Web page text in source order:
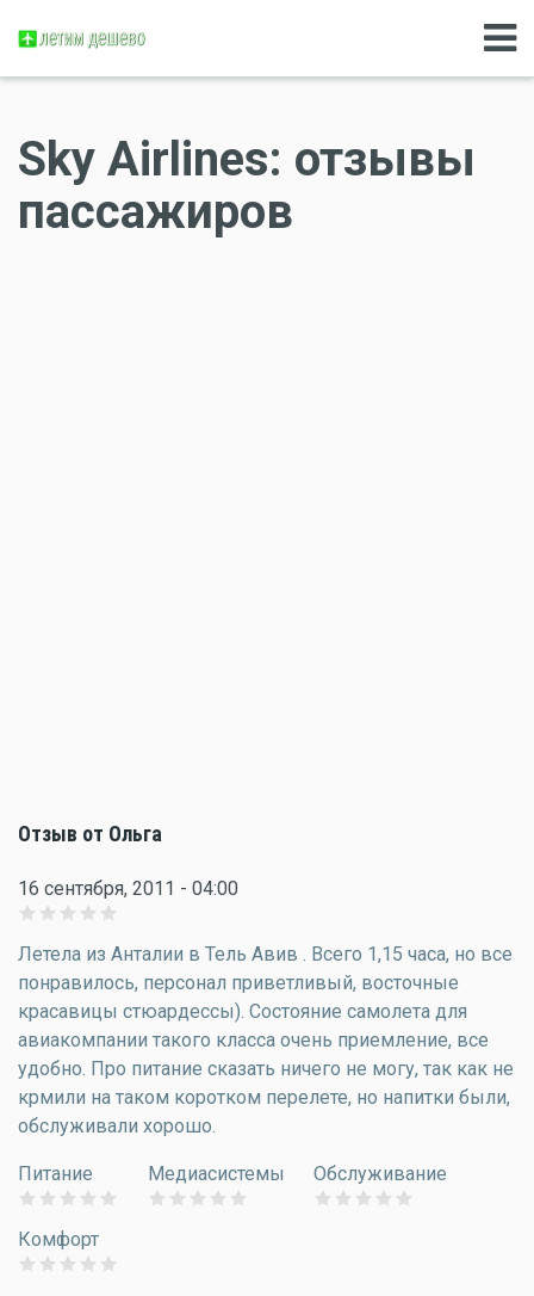
Sky Airlines: отзывы
пассажиров
Отзыв от Ольга
16 сентября, 2011 - 04:00
Летела из Анталии в Тель Авив . Всего 1,15 часа, но все
понравилось, персонал приветливый, восточные
красавицы стюардессы). Состояние самолета для
авиакомпании такого класса очень приемление, все
удобно. Про питание сказать ничего не могу, так как не
крмили на таком коротком перелете, но напитки были,
обслуживали хорошо.
Питание Медиасистемы Обслуживание
Комфорт